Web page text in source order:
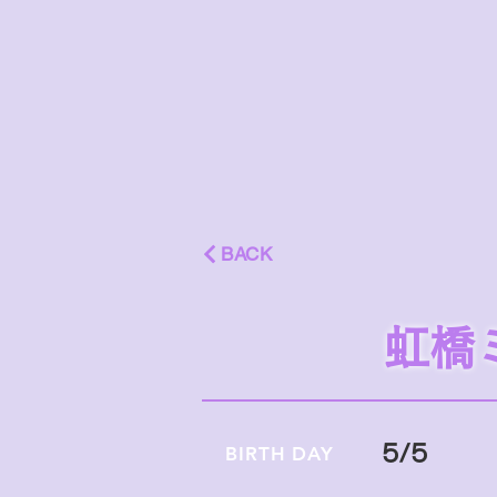
虹橋
BIRTH DAY
BACK
5/5